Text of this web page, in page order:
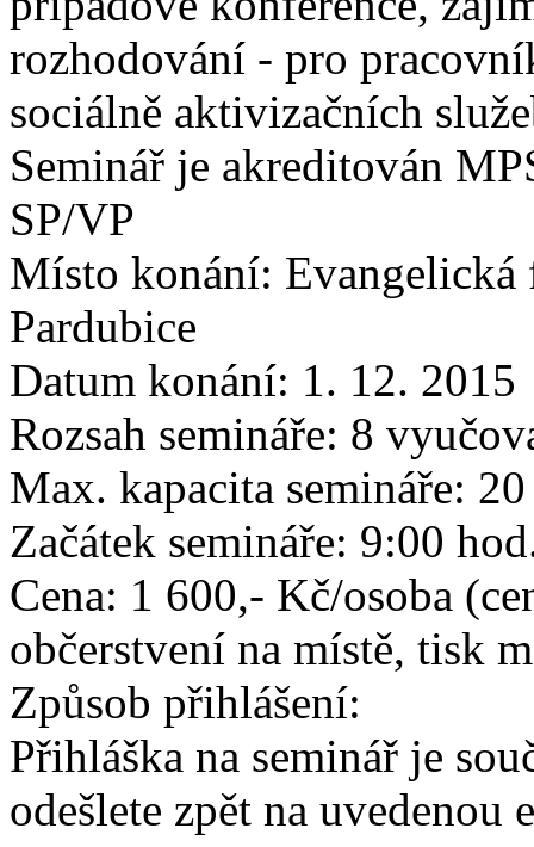
rozhodování - pro
sociálně aktivizačních
Seminář je akreditován
SP/VP
Místo konání: Evangelická
Pardubice
Datum konání: 1. 12. 2015
Rozsah semináře: 8
Max. kapacita semináře:
Začátek semináře: 9:00
Cena: 1 600,- Kč/osoba
občerstvení na místě, tisk
Způsob přihlášení:
Přihláška na seminář je
odešlete zpět na uvedenou